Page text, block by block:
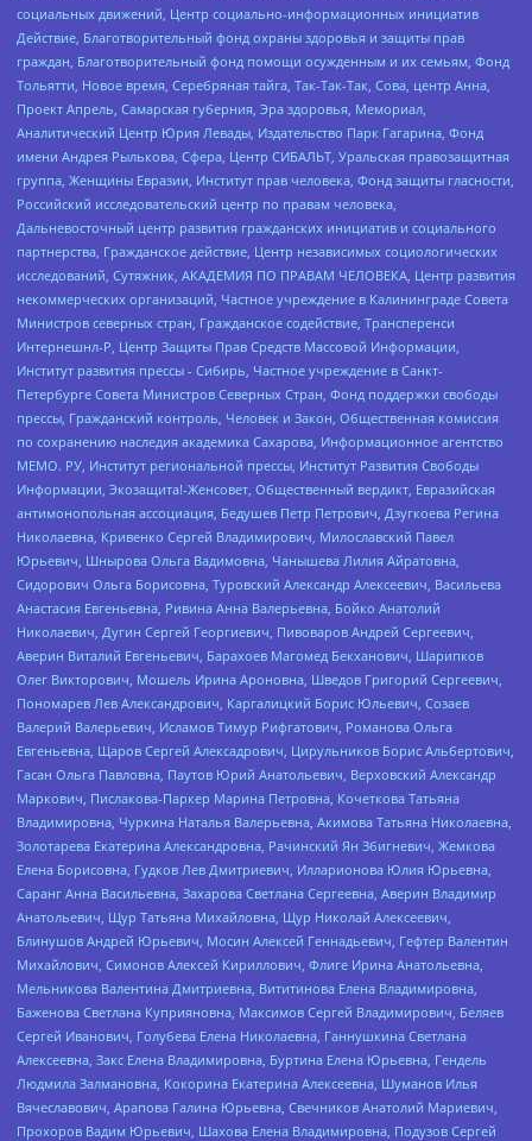
социальных движений, Центр социально-информационных инициатив
Действие, Благотворительный фонд охраны здоровья и защиты прав
граждан, Благотворительный фонд помощи осужденным и их семьям, Фонд
Тольятти, Новое время, Серебряная тайга, Так-Так-Так, Сова, центр Анна,
Проект Апрель, Самарская губерния, Эра здоровья, Мемориал,
Аналитический Центр Юрия Левады, Издательство Парк Гагарина, Фонд
имени Андрея Рылькова, Сфера, Центр СИБАЛЬТ, Уральская правозащитная
группа, Женщины Евразии, Институт прав человека, Фонд защиты гласности,
Российский исследовательский центр по правам человека,
Дальневосточный центр развития гражданских инициатив и социального
партнерства, Гражданское действие, Центр независимых социологических
исследований, Сутяжник, АКАДЕМИЯ ПО ПРАВАМ ЧЕЛОВЕКА, Центр развития
некоммерческих организаций, Частное учреждение в Калининграде Совета
Министров северных стран, Гражданское содействие, Трансперенси
Интернешнл-Р, Центр Защиты Прав Средств Массовой Информации,
Институт развития прессы - Сибирь, Частное учреждение в Санкт-
Петербурге Совета Министров Северных Стран, Фонд поддержки свободы
прессы, Гражданский контроль, Человек и Закон, Общественная комиссия
по сохранению наследия академика Сахарова, Информационное агентство
МЕМО. РУ, Институт региональной прессы, Институт Развития Свободы
Информации, Экозащита!-Женсовет, Общественный вердикт, Евразийская
антимонопольная ассоциация, Бедушев Петр Петрович, Дзугкоева Регина
Николаевна, Кривенко Сергей Владимирович, Милославский Павел
Юрьевич, Шнырова Ольга Вадимовна, Чанышева Лилия Айратовна,
Сидорович Ольга Борисовна, Туровский Александр Алексеевич, Васильева
Анастасия Евгеньевна, Ривина Анна Валерьевна, Бойко Анатолий
Николаевич, Дугин Сергей Георгиевич, Пивоваров Андрей Сергеевич,
Аверин Виталий Евгеньевич, Барахоев Магомед Бекханович, Шарипков
Олег Викторович, Мошель Ирина Ароновна, Шведов Григорий Сергеевич,
Пономарев Лев Александрович, Каргалицкий Борис Юльевич, Созаев
Валерий Валерьевич, Исламов Тимур Рифгатович, Романова Ольга
Евгеньевна, Щаров Сергей Алексадрович, Цирульников Борис Альбертович,
Гасан Ольга Павловна, Паутов Юрий Анатольевич, Верховский Александр
Маркович, Пислакова-Паркер Марина Петровна, Кочеткова Татьяна
Владимировна, Чуркина Наталья Валерьевна, Акимова Татьяна Николаевна,
Золотарева Екатерина Александровна, Рачинский Ян Збигневич, Жемкова
Елена Борисовна, Гудков Лев Дмитриевич, Илларионова Юлия Юрьевна,
Саранг Анна Васильевна, Захарова Светлана Сергеевна, Аверин Владимир
Анатольевич, Щур Татьяна Михайловна, Щур Николай Алексеевич,
Блинушов Андрей Юрьевич, Мосин Алексей Геннадьевич, Гефтер Валентин
Михайлович, Симонов Алексей Кириллович, Флиге Ирина Анатольевна,
Мельникова Валентина Дмитриевна, Вититинова Елена Владимировна,
Баженова Светлана Куприяновна, Максимов Сергей Владимирович, Беляев
Сергей Иванович, Голубева Елена Николаевна, Ганнушкина Светлана
Алексеевна, Закс Елена Владимировна, Буртина Елена Юрьевна, Гендель
Людмила Залмановна, Кокорина Екатерина Алексеевна, Шуманов Илья
Вячеславович, Арапова Галина Юрьевна, Свечников Анатолий Мариевич,
Прохоров Вадим Юрьевич, Шахова Елена Владимировна, Подузов Сергей